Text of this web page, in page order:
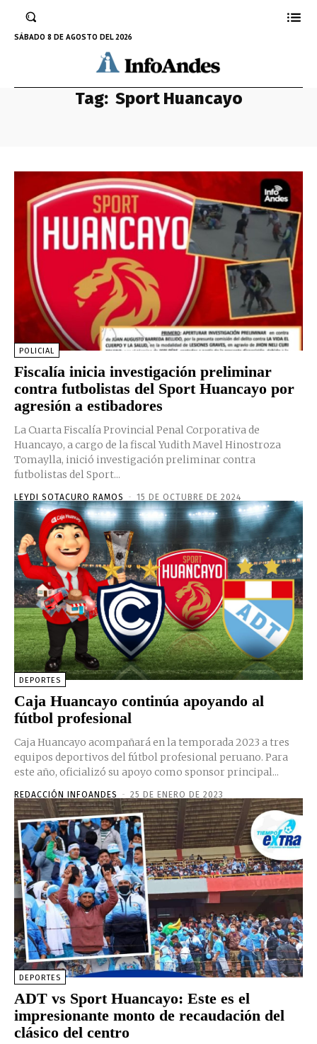
SÁBADO 8 DE AGOSTO DEL 2026
Tag: Sport Huancayo
POLICIAL
Fiscalía inicia investigación preliminar
contra futbolistas del Sport Huancayo por
agresión a estibadores
La Cuarta Fiscalía Provincial Penal Corporativa de
Huancayo, a cargo de la fiscal Yudith Mavel Hinostroza
Tomaylla, inició investigación preliminar contra
futbolistas del Sport...
LEYDI SOTACURO RAMOS - 15 DE OCTUBRE DE 2024
DEPORTES
Caja Huancayo continúa apoyando al
fútbol profesional
Caja Huancayo acompañará en la temporada 2023 a tres
equipos deportivos del fútbol profesional peruano. Para
este año, oficializó su apoyo como sponsor principal...
REDACCIÓN INFOANDES - 25 DE ENERO DE 2023
DEPORTES
ADT vs Sport Huancayo: Este es el
impresionante monto de recaudación del
clásico del centro